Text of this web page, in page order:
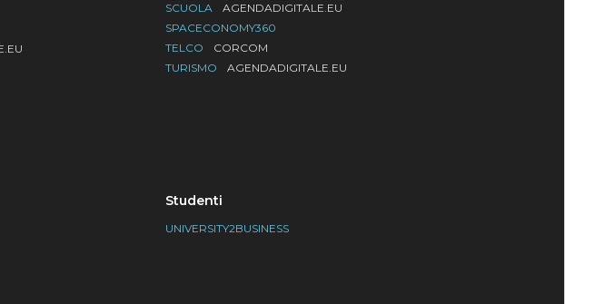
SCUOLA
AGENDADIGITALE.EU
SPACECONOMY360
TELCO
CORCOM
TURISMO
AGENDADIGITALE.EU
Studenti
UNIVERSITY2BUSINESS